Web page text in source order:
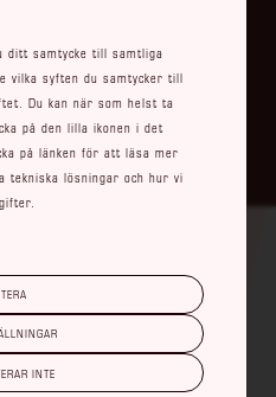
Integritetspolicy
ditt samtycke till samtliga
vilka syften du samtycker till
Du kan när som helst ta
på den lilla ikonen i det
på länken för att läsa mer
tekniska lösningar och hur vi
INTE